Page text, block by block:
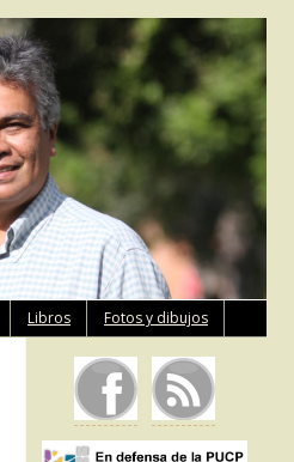
Libros Fotos y dibujos